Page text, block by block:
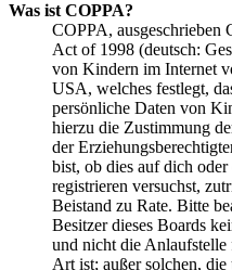
Was ist COPPA?
COPPA, ausgeschrieben
Act of 1998 (deutsch:
von Kindern im Internet
USA, welches festlegt,
persönliche Daten von
hierzu die Zustimmung
der
bist, ob dies auf dich
registrieren versuchst,
Beistand zu Rate. Bitte
Besitzer dieses Boards
und nicht die Anlaufstelle
Art ist; außer solchen,